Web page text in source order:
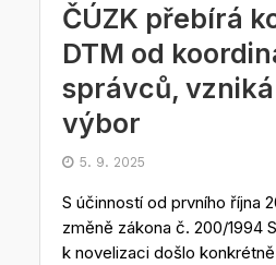
ČÚZK přebírá
DTM od
správců,
výbor
5. 9. 2025
S účinností od prvního října
změně zákona č. 200/1994
k novelizaci došlo